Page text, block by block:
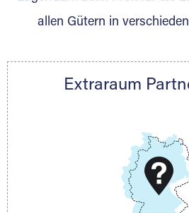
Nachricht.
Telefon:+49 6145 5442 -
DMG Aktiengesellschaft
www.dmg-ag.com
allen Gütern in
Extraraum